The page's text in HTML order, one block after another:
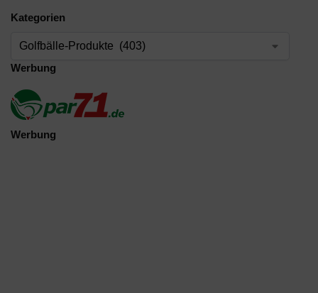
Kategorien
Werbung
Werbung